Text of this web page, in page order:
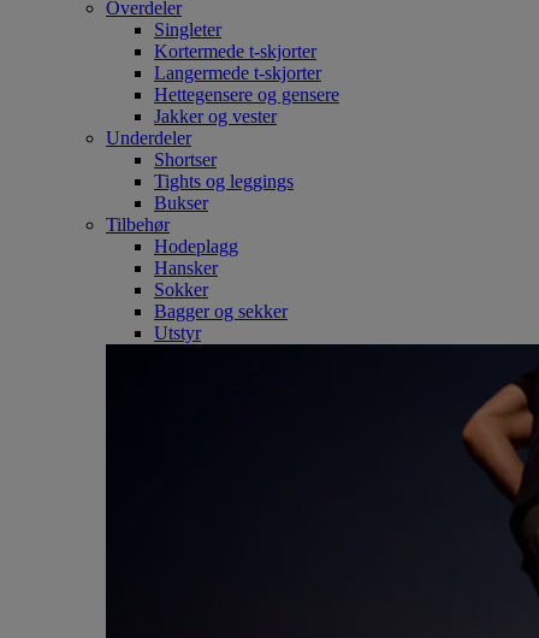
Overdeler
Singleter
Kortermede t-skjorter
Langermede t-skjorter
Hettegensere og gensere
Jakker og vester
Underdeler
Shortser
Tights og leggings
Bukser
Tilbehør
Hodeplagg
Hansker
Sokker
Bagger og sekker
Utstyr